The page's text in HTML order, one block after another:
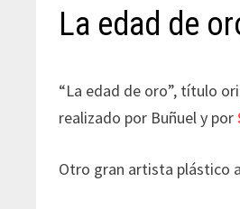
La edad de
“La edad de oro”, título
realizado por Buñuel y por
Otro gran artista plástico